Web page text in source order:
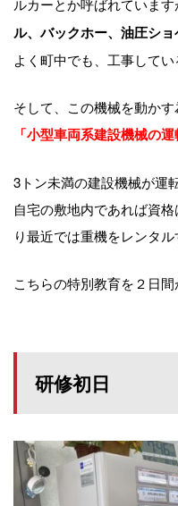
ル、バックホー、油圧ショ
よく町中でも、工事してい
そして、この機械を動か
「小型車両系建設機械の
3トン未満の建設機械が運
自宅の敷地内であれば資
り最近では重機をレンタ
こちらの特別教育を２日間
研修初日